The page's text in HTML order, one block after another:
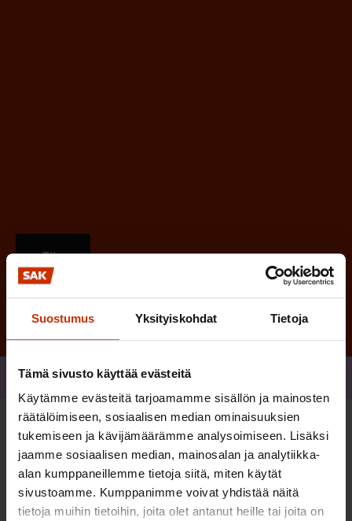
Suostumus Yksityiskohdat Tietoja
Tämä sivusto käyttää evästeitä
Käytämme evästeitä tarjoamamme sisällön ja mainosten
räätälöimiseen, sosiaalisen median ominaisuuksien
tukemiseen ja kävijämäärämme analysoimiseen. Lisäksi
jaamme sosiaalisen median, mainosalan ja analytiikka-
alan kumppaneillemme tietoja siitä, miten käytät
sivustoamme. Kumppanimme voivat yhdistää näitä
tietoja muihin tietoihin, joita olet antanut heille tai joita on
Tilaa
Jaa
Sinua saattaa myös kiinnostaa
TERVE JA HYVÄ TYÖELÄMÄ